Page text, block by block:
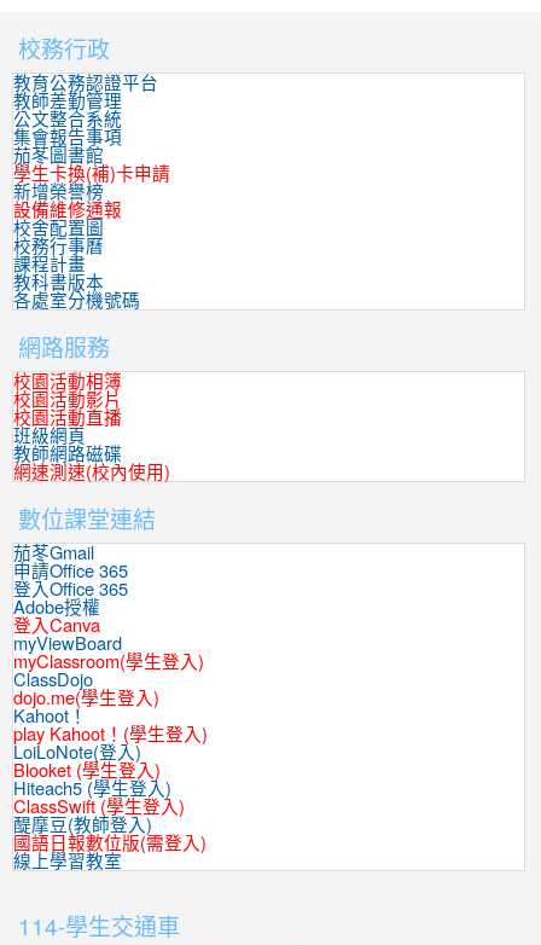
:::
校務行政
教育公務認證平台
教師差勤管理
公文整合系統
集會報告事項
茄苳圖書館
學生卡換(補)卡申請
新增榮譽榜
設備維修通報
校舍配置圖
校務行事曆
課程計畫
教科書版本
各處室分機號碼
網路服務
校園活動相簿
校園活動影片
校園活動直播
班級網頁
教師網路磁碟
網速測速(校內使用)
數位課堂連結
茄苳Gmail
申請Office 365
登入Office 365
Adobe授權
登入Canva
myViewBoard
myClassroom(學生登入)
ClassDojo
dojo.me(學生登入)
Kahoot！
play Kahoot！(學生登入)
LoiLoNote(登入)
Blooket (學生登入)
Hiteach5 (學生登入)
ClassSwift (學生登入)
醍摩豆(教師登入)
國語日報數位版(需登入)
線上學習教室
114-學生交通車